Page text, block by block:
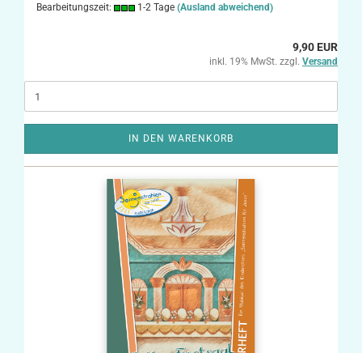
Bearbeitungszeit:
1-2 Tage (Ausland abweichend)
9,90 EUR
inkl. 19% MwSt. zzgl. Versand
IN DEN WARENKORB